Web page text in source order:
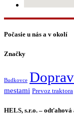
Počasie u nás a v okolí
Značky
Budkovce
mestami Prevoz traktora
HELS, s.r.o. – odťahová